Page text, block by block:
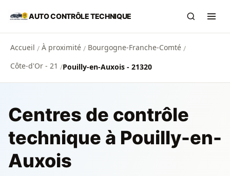
Aller au contenu principal
AUTO CONTRÔLE TECHNIQUE
Accueil / À proximité / Bourgogne-Franche-Comté /
Côte-d'Or - 21 /Pouilly-en-Auxois - 21320
Centres de contrôle
technique à Pouilly-en-
Auxois